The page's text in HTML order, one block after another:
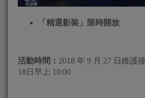
「精選影裝」限時開放
活動時間： 2018 年 9 月 27 日維護
18日早上 10:00